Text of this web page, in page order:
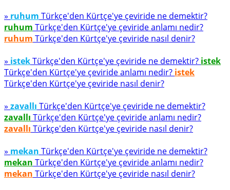
» ruhum Türkçe'den Kürtçe'ye çeviride ne demektir?
ruhum Türkçe'den Kürtçe'ye çeviride anlamı nedir?
ruhum Türkçe'den Kürtçe'ye çeviride nasıl denir?
» istekTürkçe'den Kürtçe'ye çeviride ne demektir? istek
Türkçe'den Kürtçe'ye çeviride anlamı nedir? istek
Türkçe'den Kürtçe'ye çeviride nasıl denir?
» zavallı Türkçe'den Kürtçe'ye çeviride ne demektir?
zavallı Türkçe'den Kürtçe'ye çeviride anlamı nedir?
zavallı Türkçe'den Kürtçe'ye çeviride nasıl denir?
» mekan Türkçe'den Kürtçe'ye çeviride ne demektir?
mekan Türkçe'den Kürtçe'ye çeviride anlamı nedir?
mekan Türkçe'den Kürtçe'ye çeviride nasıl denir?